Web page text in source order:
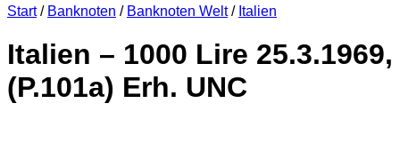
Start / Banknoten / Banknoten Welt / Italien
Italien – 1000 Lire 25.3.1969,
(P.101a) Erh. UNC